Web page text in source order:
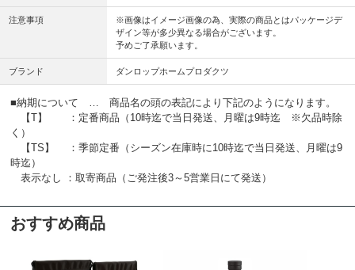
注意事項
※画像はイメージ画像の為、実際の商品とはパッケージデ
ザイン等が多少異なる場合がございます。
予めご了承願います。
ブランド ダンロップホームプロダクツ
■納期について … 商品名の頭の表記により下記のようになります。
【T】 ：定番商品（10時迄で当日発送、月曜は9時迄 ※欠品時除
く）
【TS】 ：季節定番（シーズン在庫時に10時迄で当日発送、月曜は9
時迄）
表示なし ：取寄商品（ご発注後3～5営業日にて発送）
おすすめ商品